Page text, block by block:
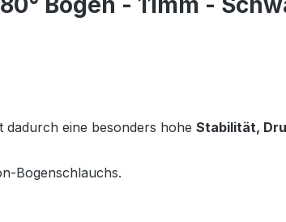
dadurch eine besonders hohe Stabilität,
Bogenschlauchs.